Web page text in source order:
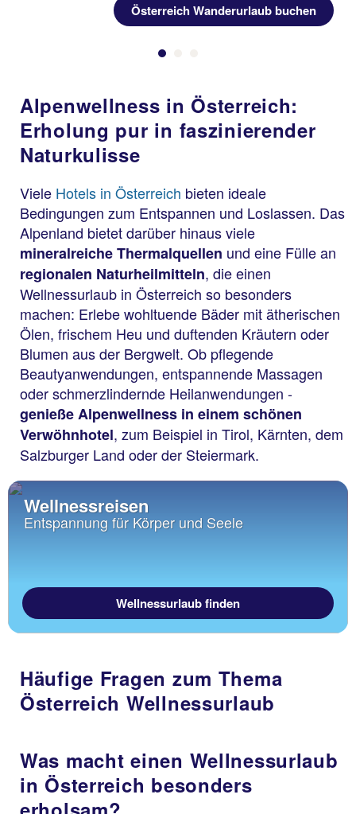
Österreich Wanderurlaub buchen
Alpenwellness in Österreich:
Erholung pur in faszinierender
Naturkulisse
Viele Hotels in Österreich bieten ideale
Bedingungen zum Entspannen und Loslassen. Das
Alpenland bietet darüber hinaus viele
mineralreiche Thermalquellen und eine Fülle an
regionalen Naturheilmitteln, die einen
Wellnessurlaub in Österreich so besonders
machen: Erlebe wohltuende Bäder mit ätherischen
Ölen, frischem Heu und duftenden Kräutern oder
Blumen aus der Bergwelt. Ob pflegende
Beautyanwendungen, entspannende Massagen
oder schmerzlindernde Heilanwendungen -
genieße Alpenwellness in einem schönen
Verwöhnhotel, zum Beispiel in Tirol, Kärnten, dem
Salzburger Land oder der Steiermark.
Wellnessreisen
Entspannung für Körper und Seele
Wellnessurlaub finden
Häufige Fragen zum Thema
Österreich Wellnessurlaub
Was macht einen Wellnessurlaub
in Österreich besonders